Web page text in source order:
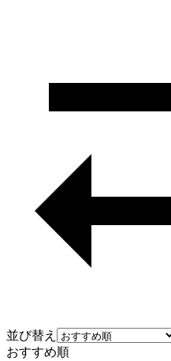
並び替え
おすすめ順